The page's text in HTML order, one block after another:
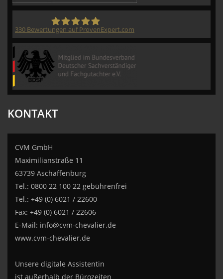
330 Bewertungen auf ProvenExpert.com
KONTAKT
CVM GmbH
Maximilianstraße 11
63739 Aschaffenburg
Tel.: 0800 22 100 22 gebührenfrei
Tel.: +49 (0) 6021 / 22600
Fax: +49 (0) 6021 / 22606
E-Mail: info@cvm-chevalier.de
www.cvm-chevalier.de
Unsere digitale Assistentin
ist außerhalb der Bürozeiten